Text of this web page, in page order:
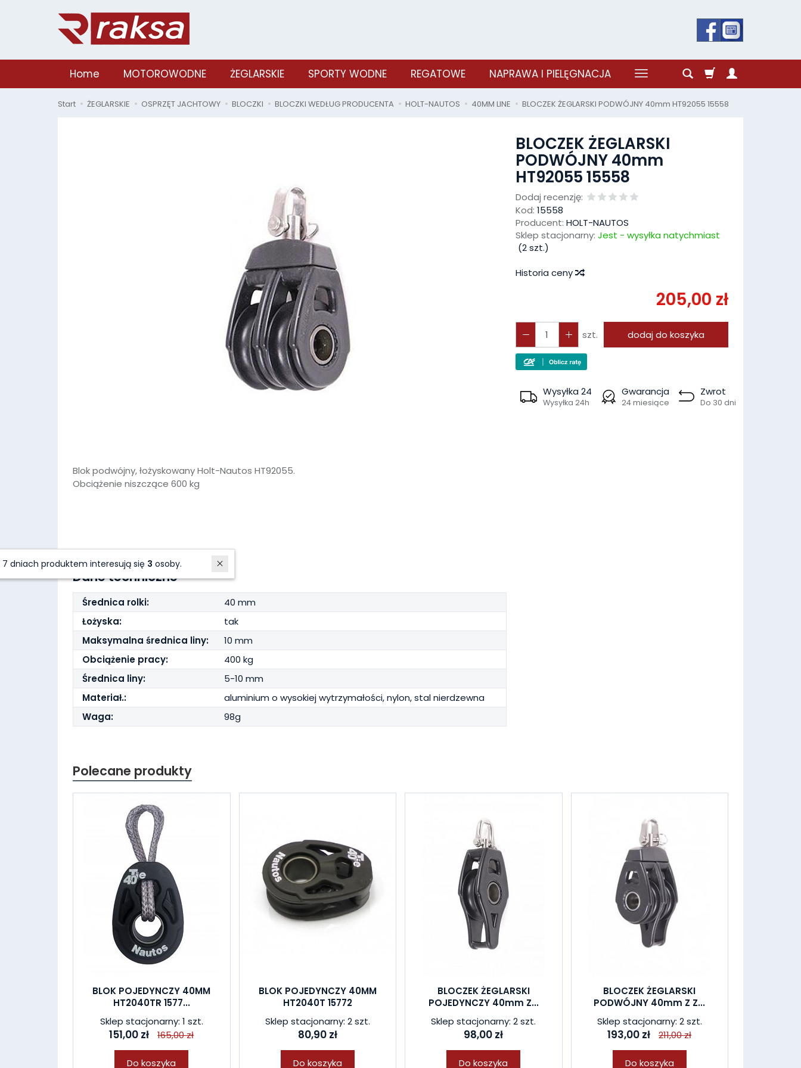
Home MOTOROWODNE ŻEGLARSKIE SPORTY WODNE REGATOWE NAPRAWA I PIELĘGNACJA
Start ŻEGLARSKIE OSPRZĘT JACHTOWY BLOCZKI BLOCZKI WEDŁUG PRODUCENTA HOLT-NAUTOS 40MM LINE BLOCZEK ŻEGLARSKI PODWÓJNY 40mm HT92055 15558
BLOCZEK ŻEGLARSKI
PODWÓJNY 40mm
HT92055 15558
Dodaj recenzję:
Kod: 15558
Producent: HOLT-NAUTOS
Sklep stacjonarny: Jest - wysyłka natychmiast
(2szt.)
Historia ceny
205,00 zł
szt. dodaj do koszyka
Wysyłka 24
Wysyłka 24h
Gwarancja
24 miesiące
Zwrot
Do 30 dni
Blok podwójny, łożyskowany Holt-Nautos HT92055.
Obciążenie niszczące 600 kg
Dane techniczne
Średnica rolki:
40 mm
Łożyska:
tak
Maksymalna średnica liny:
10 mm
Obciążenie pracy:
400 kg
Średnica liny:
5-10 mm
Materiał.:
aluminium o wysokiej wytrzymałości, nylon, stal nierdzewna
Waga:
98g
Polecane produkty
BLOK POJEDYNCZY 40MM
HT2040TR 1577...
Sklep stacjonarny: 1 szt.
151,00 zł 165,00 zł
Do koszyka
BLOK POJEDYNCZY 40MM
HT2040T 15772
Sklep stacjonarny: 2 szt.
80,90 zł
Do koszyka
BLOCZEK ŻEGLARSKI
POJEDYNCZY 40mm Z...
Sklep stacjonarny: 2 szt.
98,00 zł
Do koszyka
BLOCZEK ŻEGLARSKI
PODWÓJNY 40mm Z Z...
Sklep stacjonarny: 2 szt.
193,00 zł 211,00 zł
Do koszyka
W ostatnich 7 dniach produktem interesują się osoby.